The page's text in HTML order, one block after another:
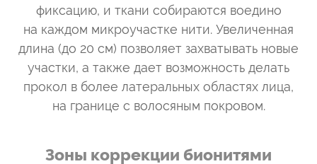
фиксацию, и ткани собираются воедино
на каждом микроучастке нити. Увеличенная
длина (до 20 см) позволяет захватывать новые
участки, а также дает возможность делать
прокол в более латеральных областях лица,
на границе с волосяным покровом.
Зоны коррекции бионитями